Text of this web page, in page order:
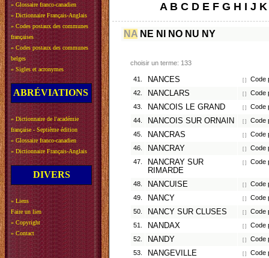
» Glossaire franco-canadien
» Dictionnaire Français-Anglais
» Codes postaux des communes
françaises
» Codes postaux des communes
belges
» Sigles et acronymes
ABRÉVIATIONS
» Dictionnaire de l'académie
française - Septième édition
» Glossaire franco-canadien
» Dictionnaire Français-Anglais
DIVERS
» Liens
Faire un lien
» Copyright
» Contact
A B C D E F G H I J K
NA NE NI NO NU NY
choisir un terme: 133
41. NANCES [ ]
Code
42.
NANCLARS [ ]
Code
43.
NANCOIS LE GRAND [ ]
Code
44.
NANCOIS SUR ORNAIN [ ]
Code
45.
NANCRAS [ ]
Code
46.
NANCRAY [ ]
Code
47.
NANCRAY SUR
RIMARDE
[ ] Code
48. NANCUISE [ ]
Code
49.
NANCY [ ]
Code
50.
NANCY SUR CLUSES [ ]
Code
51.
NANDAX [ ]
Code
52.
NANDY [ ]
Code
53.
NANGEVILLE [ ]
Code